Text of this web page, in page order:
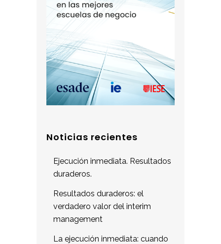
Noticias recientes
Ejecución inmediata. Resultados
duraderos.
Resultados duraderos: el
verdadero valor del interim
management
La ejecución inmediata: cuando